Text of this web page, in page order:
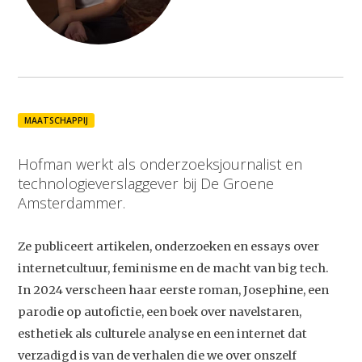
Studium Generale
Home
MAATSCHAPPIJ
Hofman werkt als onderzoeksjournalist en
technologieverslaggever bij De Groene
Amsterdammer.
Ze publiceert artikelen, onderzoeken en essays over
internetcultuur, feminisme en de macht van big tech.
In 2024 verscheen haar eerste roman, Josephine, een
parodie op autofictie, een boek over navelstaren,
esthetiek als culturele analyse en een internet dat
verzadigd is van de verhalen die we over onszelf